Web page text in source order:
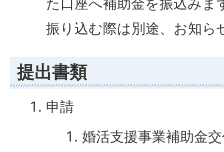
た口座へ補助金を振込みま
振り込む際は別途、お知ら
提出書類
申請
婚活支援事業補助金